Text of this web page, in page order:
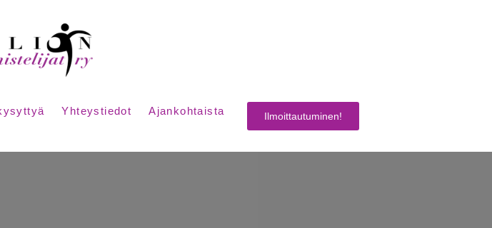
Yhteystiedot Ajankohtaista Ilmoittautuminen!